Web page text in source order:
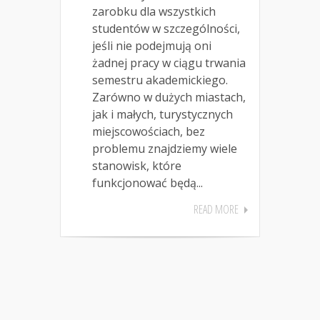
zarobku dla wszystkich
studentów w szczególności,
jeśli nie podejmują oni
żadnej pracy w ciągu trwania
semestru akademickiego.
Zarówno w dużych miastach,
jak i małych, turystycznych
miejscowościach, bez
problemu znajdziemy wiele
stanowisk, które
funkcjonować będą...
READ MORE